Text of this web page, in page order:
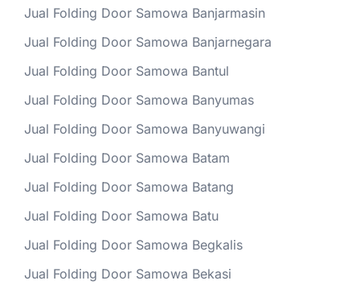
Jual Folding Door Samowa Banjarmasin
Jual Folding Door Samowa Banjarnegara
Jual Folding Door Samowa Bantul
Jual Folding Door Samowa Banyumas
Jual Folding Door Samowa Banyuwangi
Jual Folding Door Samowa Batam
Jual Folding Door Samowa Batang
Jual Folding Door Samowa Batu
Jual Folding Door Samowa Begkalis
Jual Folding Door Samowa Bekasi